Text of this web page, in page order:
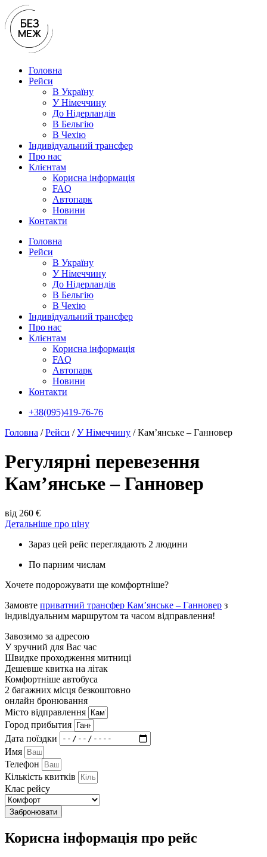
Перейти
до
вмісту
Головна
Рейси
В Україну
У Нiмеччину
До Нідерландів
В Бельгію
В Чехiю
Індивідуальний трансфер
Про нас
Клієнтам
Корисна інформація
FAQ
Автопарк
Новини
Контакти
Головна
Рейси
В Україну
У Нiмеччину
До Нідерландів
В Бельгію
В Чехiю
Індивідуальний трансфер
Про нас
Клієнтам
Корисна інформація
FAQ
Автопарк
Новини
Контакти
+38(095)419-76-76
Головна /Рейси /У Нiмеччину /Кам’янське – Ганновер
Регулярні перевезення
Кам’янське – Ганновер
від 260 €
Детальніше про ціну
Зараз цей рейс переглядають 2 людини
По парним числам
Хочете подорожувати ще комфортніше?
Замовте приватний трансфер Кам’янське – Ганновер з
індивідуальним маршрутом та часом відправлення!
Завозимо за адресою
У зручний для Вас час
Швидке проходження митниці
Дешевше квитка на літак
Комфортніше автобуса
2 багажних місця безкоштовно
онлайн бронювання
Мiсто вiдправлення
Город прибытия
Дата поїздки
Имя
Телефон
Кількість квитків
Клас рейсу
Забронювати
Корисна інформація про рейс